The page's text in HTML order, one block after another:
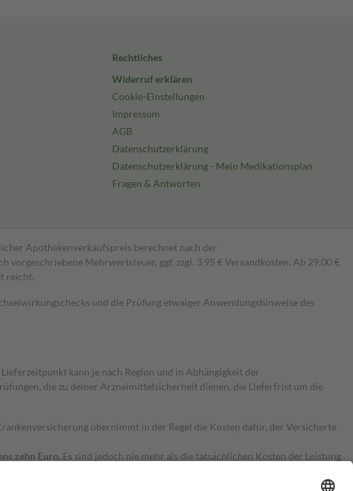
Rechtliches
Widerruf erklären
Cookie-Einstellungen
Impressum
AGB
Datenschutzerklärung
Datenschutzerklärung - Mein Medikationsplan
Fragen & Antworten
Apothekenverkaufspreis berechnet nach der
Mehrwertsteuer, ggf. zzgl. 3,95 € Versandkosten. Ab 29,00 €
reicht.
und die Prüfung etwaiger Anwendungshinweise des
kann je nach Region und in Abhängigkeit der
die zu deiner Arzneimittelsicherheit dienen, die Lieferfrist um die
übernimmt in der Regel die Kosten dafür, der Versicherte
zehn Euro. Es sind jedoch nie mehr als die tatsächlichen Kosten der Leistung